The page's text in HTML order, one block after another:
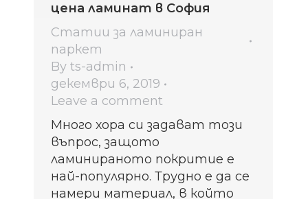
цена ламинат в София
Статии за ламиниран
паркет
Byts-admin
декември 6, 2019
Leave a comment
Много хора си задават този
въпрос, защото
ламинираното покритие е
най-популярно. Трудно е да се
намери материал, в който